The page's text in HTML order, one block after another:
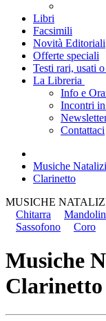
Libri
Facsimili
Novità Editoriali
Offerte speciali
Testi rari, usati
La Libreria
Info e
Incontri
Contattaci
Musiche
Clarinetto
MUSICHE
Chitarra
Sassofono
Coro
Musiche
Clarinetto